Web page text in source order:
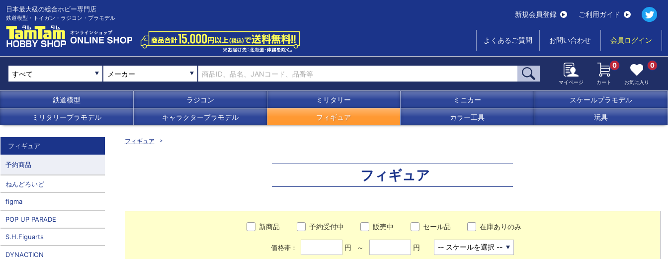
日本最大級の総合ホビー専門店
鉄道模型・トイガン・ラジコン・プラモデル 新規会員登録 ご利用ガイド
よくあるご質問 お問い合わせ 会員ログイン
メーカー
マイページ カート
0
お気に入り
0
鉄道模型 ラジコン ミリタリー ミニカー スケールプラモデル
ミリタリープラモデル キャラクタープラモデル フィギュア カラー工具 玩具
フィギュア
フィギュア
新商品 予約受付中 販売中 セール品 在庫ありのみ
価格帯： 円 ～ 円
フィギュア
予約商品
ねんどろいど
figma
POP UP PARADE
S.H.Figuarts
DYNACTION